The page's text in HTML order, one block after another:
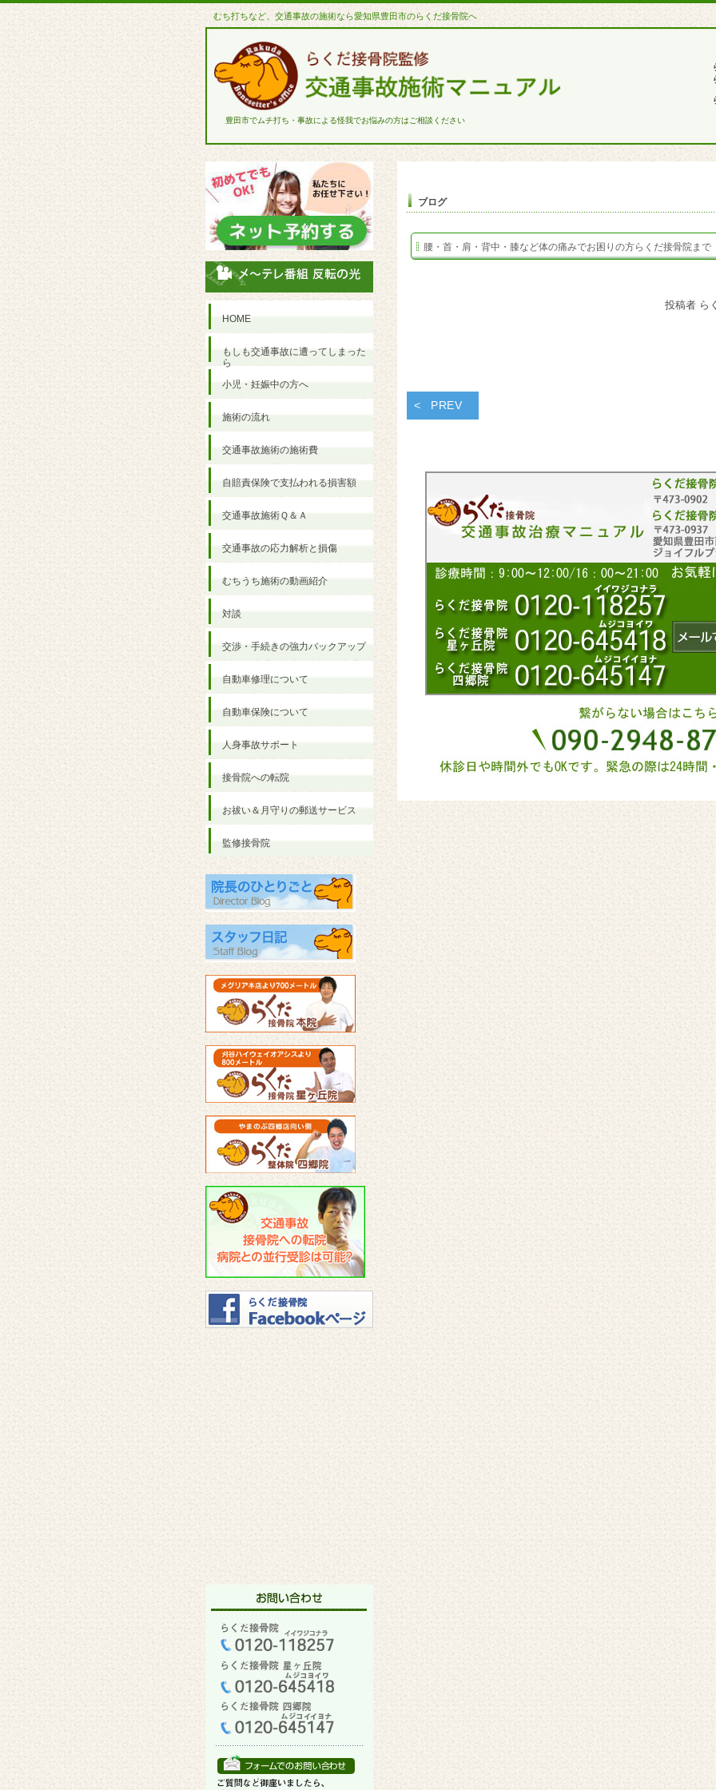
むち打ちなど、交通事故の施術なら愛知県豊田市のらくだ接骨院へ
豊田市でムチ打ち・事故による怪我でお悩みの方はご相談ください
ブログ
腰・首・肩・背中・膝など体の痛みでお困りの方らくだ接骨院まで
投稿者 ら
PREV
HOME
もしも交通事故に遭ってしまった
ら
小児・妊娠中の方へ
施術の流れ
交通事故施術の施術費
自賠責保険で支払われる損害額
交通事故施術Ｑ＆Ａ
交通事故の応力解析と損傷
むちうち施術の動画紹介
対談
交渉・手続きの強力バックアップ
自動車修理について
自動車保険について
人身事故サポート
接骨院への転院
お祓い＆月守りの郵送サービス
監修接骨院